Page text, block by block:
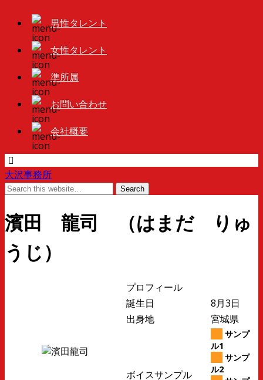
男性タレント
女性タレント
準所属
お問い合わせ
会社概要
大沢事務所
濱田 龍司 （はまだ りゅ
うじ）
プロフィール
誕生日
8月3日
出身地
宮城県
ボイスサンプル
サンプ
ル1
サンプ
ル2